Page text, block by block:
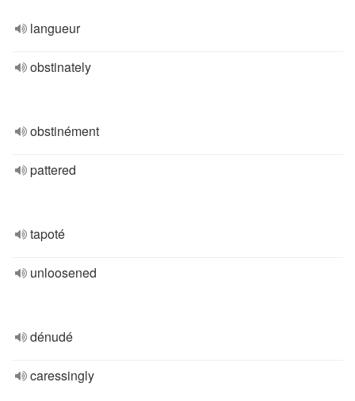
langueur
obstinately
obstinément
pattered
tapoté
unloosened
dénudé
caressingly